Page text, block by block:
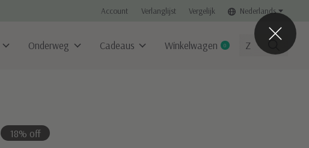
Account Verlanglijst Vergelijk Nederlands
Onderweg Cadeaus Winkelwagen 0items
18% off